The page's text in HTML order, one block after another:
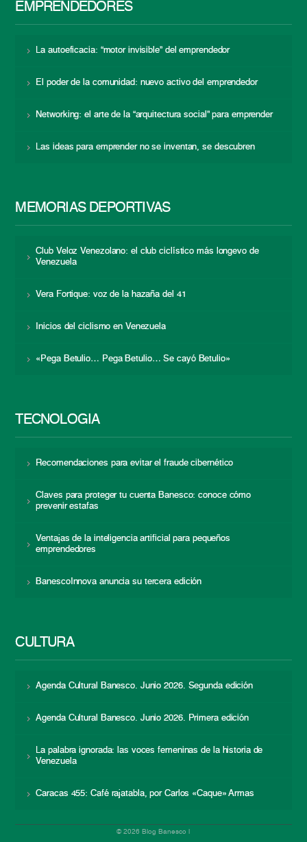
EMPRENDEDORES
La autoeficacia: “motor invisible” del emprendedor
El poder de la comunidad: nuevo activo del emprendedor
Networking: el arte de la “arquitectura social” para emprender
Las ideas para emprender no se inventan, se descubren
MEMORIAS DEPORTIVAS
Club Veloz Venezolano: el club ciclístico más longevo de
Venezuela
Vera Fortique: voz de la hazaña del 41
Inicios del ciclismo en Venezuela
«Pega Betulio… Pega Betulio… Se cayó Betulio»
TECNOLOGÍA
Recomendaciones para evitar el fraude cibernético
Claves para proteger tu cuenta Banesco: conoce cómo
prevenir estafas
Ventajas de la inteligencia artificial para pequeños
emprendedores
BanescoInnova anuncia su tercera edición
CULTURA
Agenda Cultural Banesco. Junio 2026. Segunda edición
Agenda Cultural Banesco. Junio 2026. Primera edición
La palabra ignorada: las voces femeninas de la historia de
Venezuela
Caracas 455: Café rajatabla, por Carlos «Caque» Armas
© 2026 Blog Banesco |